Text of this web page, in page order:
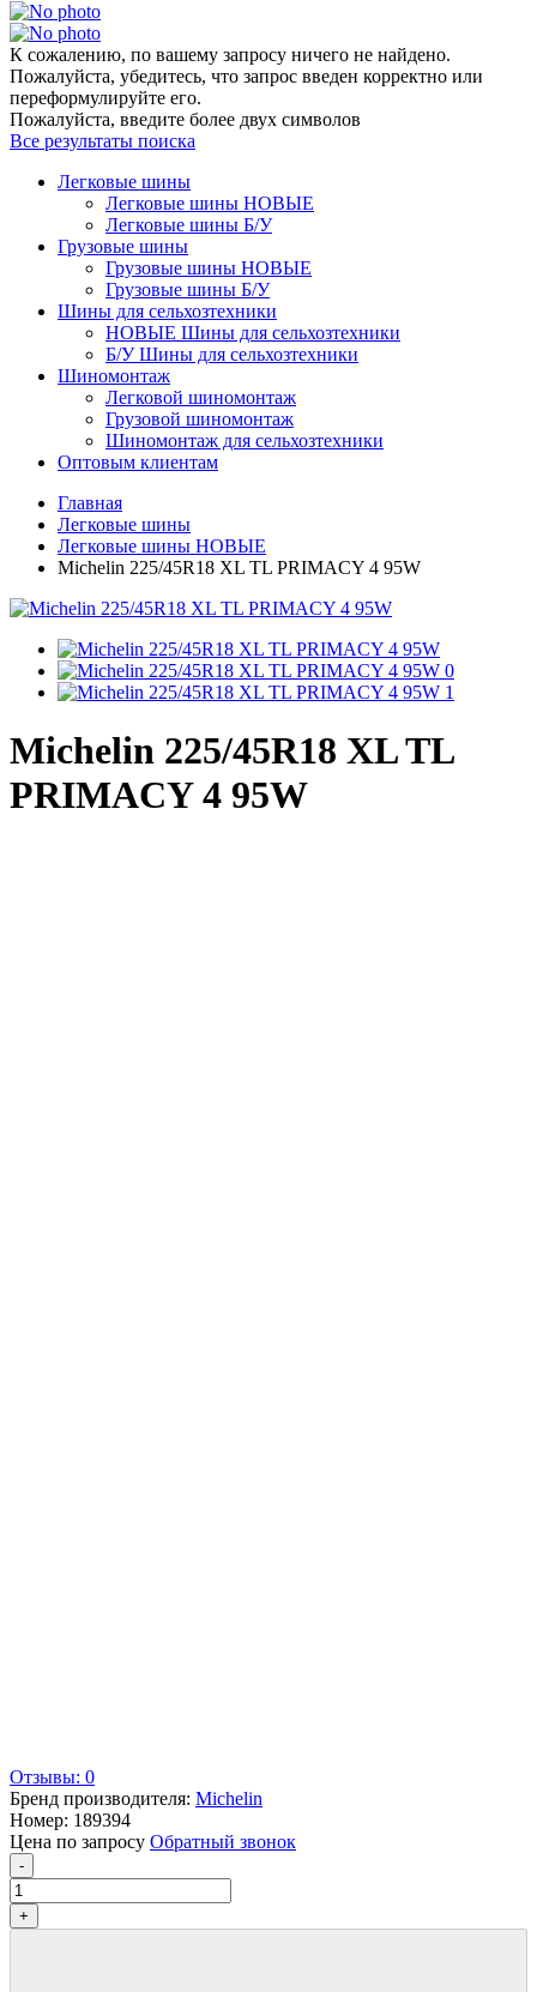
К сожалению, по вашему запросу ничего не найдено.
Пожалуйста, убедитесь, что запрос введен корректно или
переформулируйте его.
Пожалуйста, введите более двух символов
Все результаты поиска
Легковые шины
Легковые шины НОВЫЕ
Легковые шины Б/У
Грузовые шины
Грузовые шины НОВЫЕ
Грузовые шины Б/У
Шины для сельхозтехники
НОВЫЕ Шины для сельхозтехники
Б/У Шины для сельхозтехники
Шиномонтаж
Легковой шиномонтаж
Грузовой шиномонтаж
Шиномонтаж для сельхозтехники
Оптовым клиентам
Главная
Легковые шины
Легковые шины НОВЫЕ
Michelin 225/45R18 XL TL PRIMACY 4 95W
Michelin 225/45R18 XL TL
PRIMACY 4 95W
Отзывы: 0
Бренд производителя: Michelin
Номер: 189394
Цена по запросу Обратный звонок
-
+